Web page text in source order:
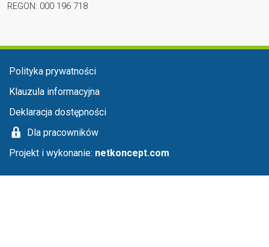
REGON: 000 196 718
Menu stopka
Polityka prywatności
Klauzula informacyjna
Deklaracja dostępności
Dla pracowników
Projekt i wykonanie: netkoncept.com